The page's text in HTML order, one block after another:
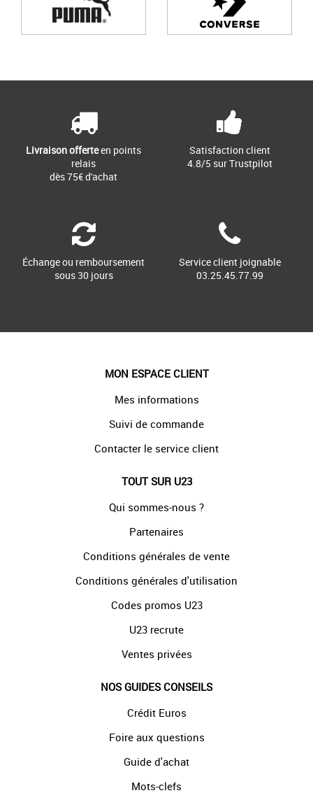
Livraison offerteen points
relais
dès 75€ d'achat
Satisfaction client
4.8/5 sur Trustpilot
Échange ou remboursement
sous 30 jours
Service client joignable
03.25.45.77.99
MON ESPACE CLIENT
Mes informations
Suivi de commande
Contacter le service client
TOUT SUR U23
Qui sommes-nous ?
Partenaires
Conditions générales de vente
Conditions générales d'utilisation
Codes promos U23
U23 recrute
Ventes privées
NOS GUIDES CONSEILS
Crédit Euros
Foire aux questions
Guide d'achat
Mots-clefs